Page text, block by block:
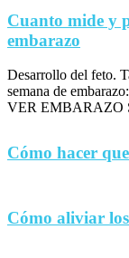
Cuanto mide y
embarazo
Desarrollo del feto.
semana de
VER EMBARAZO
Cómo hacer
Cómo aliviar